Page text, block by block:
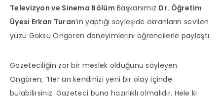
Televizyon ve Sinema Bölüm Başkanımız Dr. Öğretim
Üyesi Erkan Turan’ın yaptığı söyleşide ekranların sevilen
yüzü Göksu Öngören deneyimlerini öğrencilerle paylaştı.
Gazeteciliğin zor bir meslek olduğunu söyleyen
Öngören; “Her an kendinizi yeni bir olay içinde
bulabilirsiniz. Gazeteci buna hazırlıklı olmalıdır. Hele ki